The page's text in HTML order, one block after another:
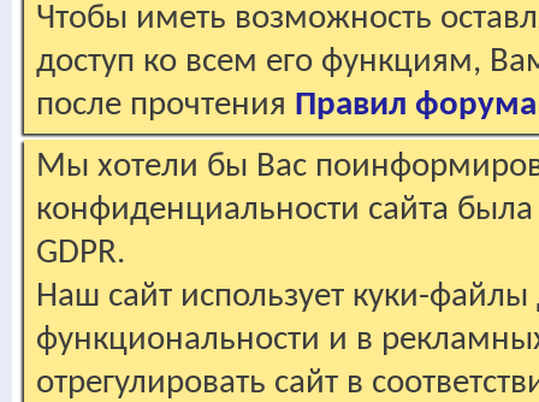
Чтобы иметь возможность
доступ ко всем его функциям,
после прочтения Правил форума
Мы хотели бы Вас
конфиденциальности сайта
GDPR.
Наш сайт использует куки-файлы
функциональности и в
отрегулировать сайт в